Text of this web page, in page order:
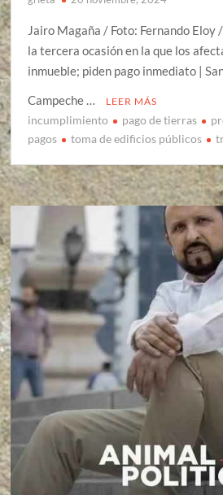
Jairo Magaña / Foto: Fernando Eloy
la tercera ocasión en la que los
inmueble; piden pago inmediato |
Campeche …
LEER MÁS
incumplimiento pago de tierras
pagos
toma de edificios públicos